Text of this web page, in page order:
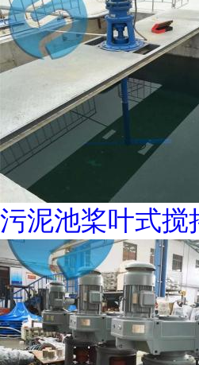
污泥池桨叶式搅